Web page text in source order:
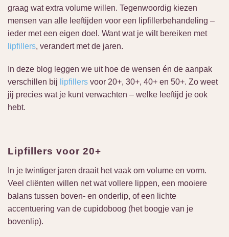
graag wat extra volume willen. Tegenwoordig kiezen
mensen van alle leeftijden voor een lipfillerbehandeling –
ieder met een eigen doel. Want wat je wilt bereiken met
lipfillers, verandert met de jaren.
In deze blog leggen we uit hoe de wensen én de aanpak
verschillen bij lipfillers voor 20+, 30+, 40+ en 50+. Zo weet
jij precies wat je kunt verwachten – welke leeftijd je ook
hebt.
Lipfillers voor 20+
In je twintiger jaren draait het vaak om volume en vorm.
Veel cliënten willen net wat vollere lippen, een mooiere
balans tussen boven- en onderlip, of een lichte
accentuering van de cupidoboog (het boogje van je
bovenlip).